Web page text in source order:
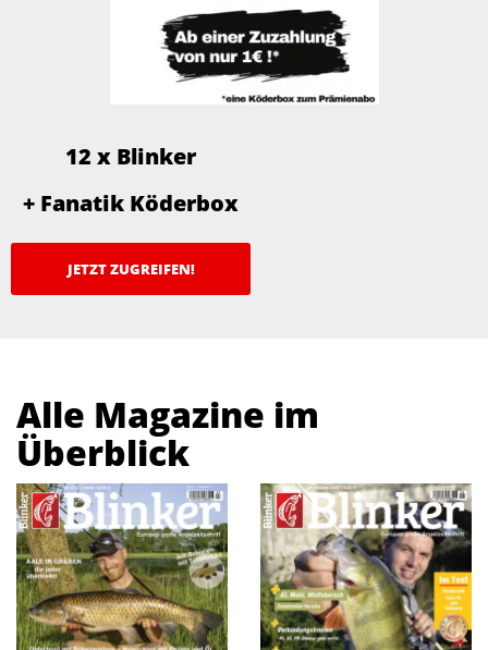
12 x Blinker
+ Fanatik Köderbox
JETZT ZUGREIFEN!
Alle Magazine im
Überblick